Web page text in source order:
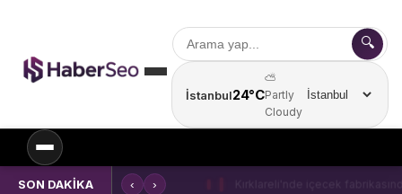
🔍
İstanbul24°C
⛅
Partly
Cloudy
Şehir seçin
SON DAKİKA ‹ › Kırklareli'nde içecek fabrikasında